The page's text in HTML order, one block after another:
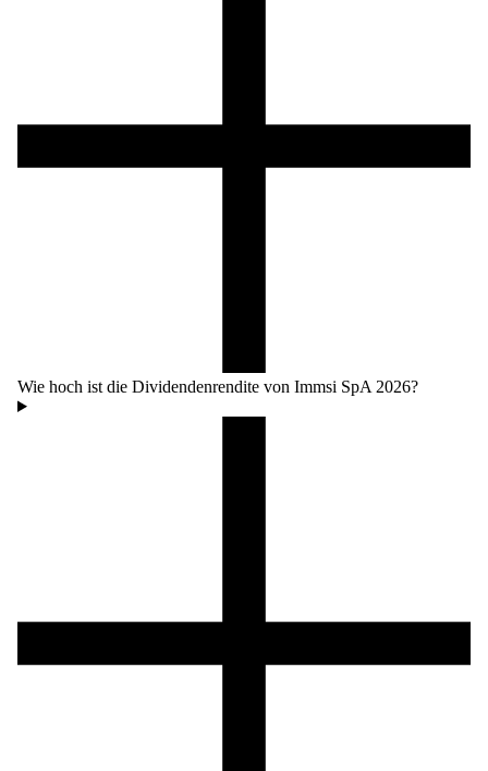
Wie hoch ist die Dividendenrendite von Immsi SpA 2026?